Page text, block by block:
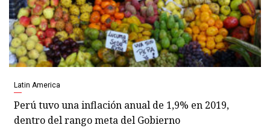
Latin America
Perú tuvo una inflación anual de 1,9% en 2019,
dentro del rango meta del Gobierno